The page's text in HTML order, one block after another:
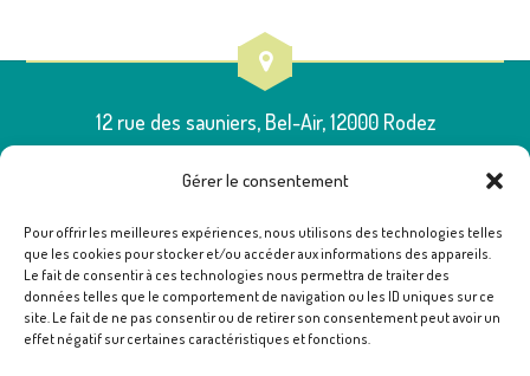
Gérer le consentement
Pour offrir les meilleures expériences, nous utilisons des technologies telles
que les cookies pour stocker et/ou accéder aux informations des appareils.
Le fait de consentir à ces technologies nous permettra de traiter des
données telles que le comportement de navigation ou les ID uniques sur ce
site. Le fait de ne pas consentir ou de retirer son consentement peut avoir un
effet négatif sur certaines caractéristiques et fonctions.
12 rue des sauniers, Bel-Air, 12000 Rodez
05 65 75 54 00